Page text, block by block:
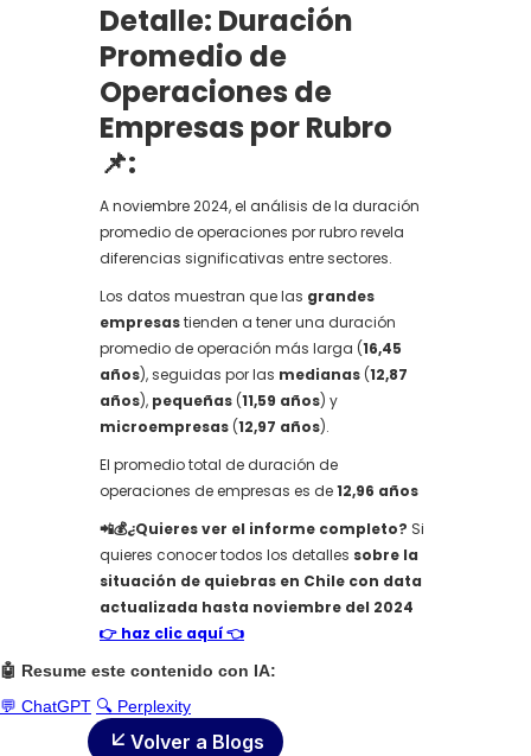
‍Detalle: Duración
Promedio de
Operaciones de
Empresas por Rubro
📌:
A noviembre 2024, el análisis de la duración
promedio de operaciones por rubro revela
diferencias significativas entre sectores.
Los datos muestran que las grandes
empresastienden a tener una duración
promedio de operación más larga (16,45
años), seguidas por las medianas (12,87
años), pequeñas (11,59 años) y
microempresas (12,97 años).
El promedio total de duración de
operaciones de empresas es de12,96 años
📲💰¿Quieres ver el informe completo? Si
quieres conocer todos los detalles sobre la
situación de quiebras en Chile con data
actualizada hasta noviembre del 2024
👉 haz clic aquí 👈
🤖 Resume este contenido con IA:
💬 ChatGPT 🔍 Perplexity
Volver a Blogs